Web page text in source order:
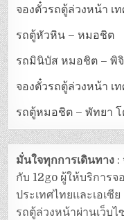
จองตั๋วรถตู้ล่วงหน้า เ
รถตู้หัวหิน – หมอชิต
รถมินิบัส หมอชิต – พิ
จองตั๋วรถตู้ล่วงหน้า เ
รถตู้หมอชิต – พัทยา โ
มั่นใจทุกการเดินทาง :
กับ 12go ผู้ให้บริการ
ประเทศไทยและเอเซี
รถตู้ล่วงหน้าผ่านเว็บ